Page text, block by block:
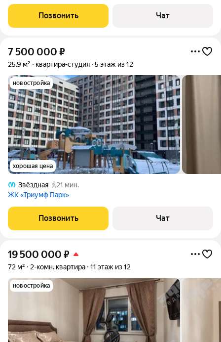
застройщика Аквилон Год постройки 2021 расположен в
Позвонить Чат
7 500 000 ₽
25,9 м² квартира-студия 5 этаж из 12
новостройка
хорошая цена
Звёздная
21 мин.
ЖК «Триумф Парк»
Позвонить Чат
19 500 000 ₽
72 м² 2-комн. квартира 11 этаж из 12
новостройка